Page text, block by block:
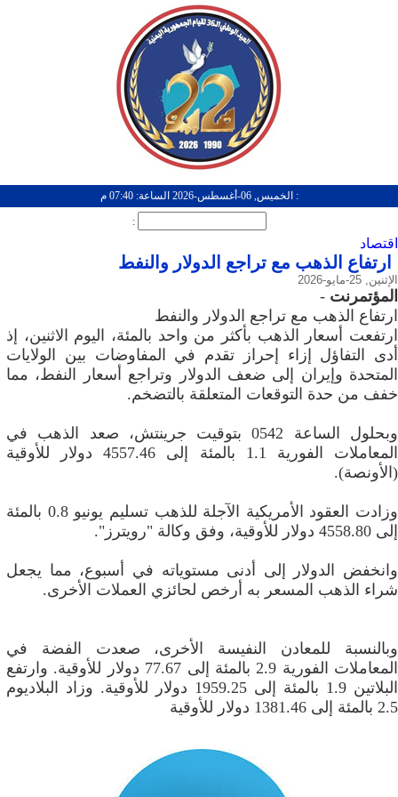
: الخميس, 06-أغسطس-2026 الساعة: 07:40 م
:
اقتصاد
ارتفاع الذهب مع تراجع الدولار والنفط
الإثنين, 25-مايو-2026
المؤتمرنت -
ارتفاع الذهب مع تراجع الدولار والنفط
ارتفعت أسعار الذهب بأكثر من واحد بالمئة، اليوم الاثنين، إذ
أدى التفاؤل إزاء إحراز تقدم في المفاوضات بين الولايات
المتحدة وإيران إلى ضعف الدولار وتراجع أسعار ‌النفط، مما
خفف من حدة التوقعات المتعلقة بالتضخم.
وبحلول الساعة 0542 بتوقيت جرينتش، صعد الذهب في
المعاملات الفورية 1.1 بالمئة إلى 4557.46 دولار للأوقية
(الأونصة).
وزادت العقود الأمريكية الآجلة للذهب تسليم يونيو 0.8 بالمئة
إلى 4558.80 دولار للأوقية، وفق وكالة "رويترز".
وانخفض الدولار إلى أدنى مستوياته في أسبوع، مما يجعل
شراء ⁠الذهب المسعر به أرخص لحائزي العملات الأخرى.
وبالنسبة ⁠للمعادن النفيسة الأخرى، صعدت الفضة في
المعاملات الفورية 2.9 بالمئة إلى 77.67 دولار للأوقية. وارتفع
البلاتين 1.9 بالمئة إلى 1959.25 دولار للأوقية. وزاد البلاديوم
2.5 بالمئة إلى 1381.46 دولار للأوقية